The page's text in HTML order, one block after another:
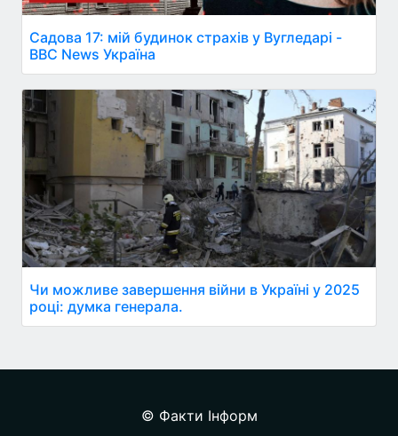
Садова 17: мій будинок страхів у Вугледарі -
BBC News Україна
Чи можливе завершення війни в Україні у 2025
році: думка генерала.
© Факти Інформ